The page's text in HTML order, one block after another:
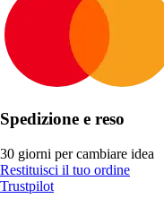
Spedizione e reso
30 giorni per cambiare idea
Restituisci il tuo ordine
Trustpilot